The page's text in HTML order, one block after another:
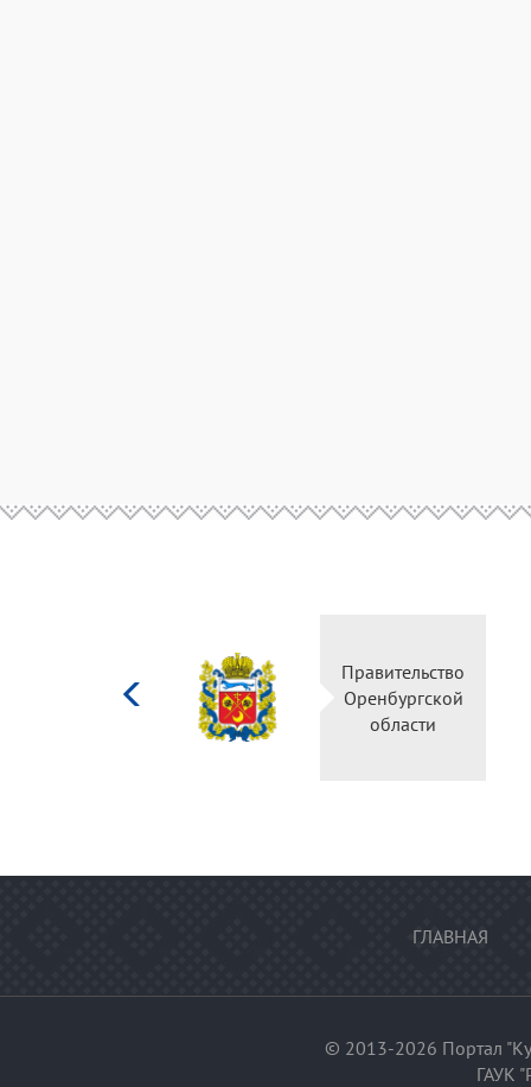
Правительство
Оренбургской
области
ГЛАВНАЯ
© 2013-2026 Портал
ГАУК